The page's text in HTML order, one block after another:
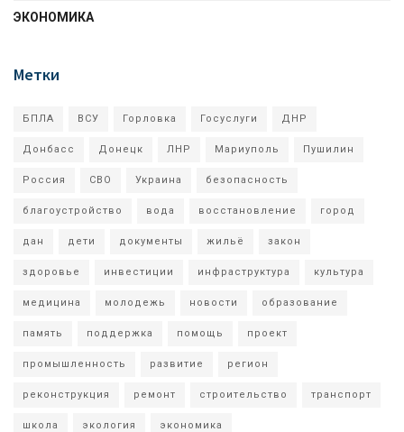
ЭКОНОМИКА
Метки
БПЛА ВСУ Горловка Госуслуги ДНР
Донбасс Донецк ЛНР Мариуполь Пушилин
Россия СВО Украина безопасность
благоустройство вода восстановление город
дан дети документы жильё закон
здоровье инвестиции инфраструктура культура
медицина молодежь новости образование
память поддержка помощь проект
промышленность развитие регион
реконструкция ремонт строительство транспорт
школа экология экономика